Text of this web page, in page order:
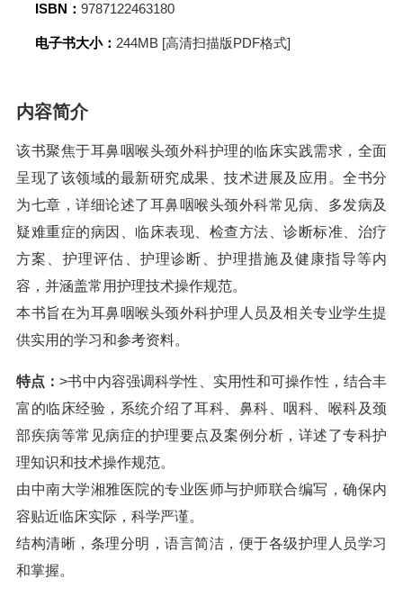
ISBN： 9787122463180
电子书大小： 244MB [高清扫描版PDF格式]
内容简介
该书聚焦于耳鼻咽喉头颈外科护理的临床实践需求，全面
呈现了该领域的最新研究成果、技术进展及应用。全书分
为七章，详细论述了耳鼻咽喉头颈外科常见病、多发病及
疑难重症的病因、临床表现、检查方法、诊断标准、治疗
方案、护理评估、护理诊断、护理措施及健康指导等内
容，并涵盖常用护理技术操作规范。
本书旨在为耳鼻咽喉头颈外科护理人员及相关专业学生提
供实用的学习和参考资料。
特点：>书中内容强调科学性、实用性和可操作性，结合丰
富的临床经验，系统介绍了耳科、鼻科、咽科、喉科及颈
部疾病等常见病症的护理要点及案例分析，详述了专科护
理知识和技术操作规范。
由中南大学湘雅医院的专业医师与护师联合编写，确保内
容贴近临床实际，科学严谨。
结构清晰，条理分明，语言简洁，便于各级护理人员学习
和掌握。